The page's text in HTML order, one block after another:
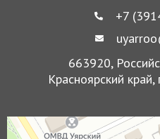
+7
663920,
Красноярский край,
Уяр
Улица Ленина, 85 — Яндекс Карты